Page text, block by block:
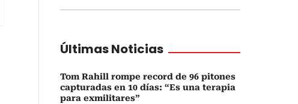
Últimas Noticias
Tom Rahill rompe record de 96 pitones
capturadas en 10 días: “Es una terapia
para exmilitares”